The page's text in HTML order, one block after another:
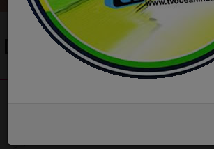
DÉDICACES